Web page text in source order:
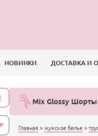
НОВИНКИ ДОСТАВКА И
Mix Glossy Шорты
Главная > мужское белье >